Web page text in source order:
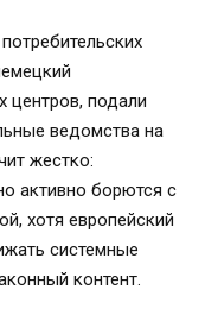
центров, подали
ведомства на
жестко:
активно борются с
хотя европейский
системные
контент.